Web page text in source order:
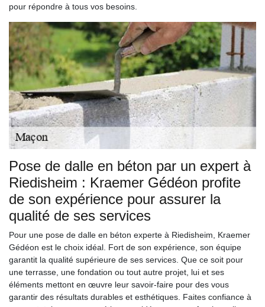
pour répondre à tous vos besoins.
Pose de dalle en béton par un expert à
Riedisheim : Kraemer Gédéon profite
de son expérience pour assurer la
qualité de ses services
Pour une pose de dalle en béton experte à Riedisheim, Kraemer
Gédéon est le choix idéal. Fort de son expérience, son équipe
garantit la qualité supérieure de ses services. Que ce soit pour
une terrasse, une fondation ou tout autre projet, lui et ses
éléments mettont en œuvre leur savoir-faire pour des vous
garantir des résultats durables et esthétiques. Faites confiance à